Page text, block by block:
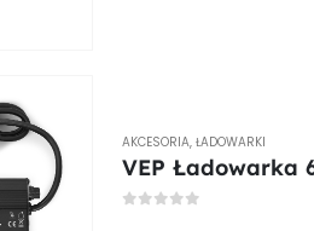
AKCESORIA, ŁADOWARKI
VEP Ładowarka